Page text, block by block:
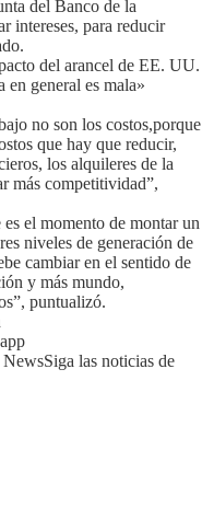
del Banco de la
intereses, para reducir
del arancel de EE. UU.
general es mala»
no son los costos,porque
que hay que reducir,
los alquileres de la
más competitividad”,
el momento de montar un
niveles de generación de
cambiar en el sentido de
y más mundo,
puntualizó.
las noticias de